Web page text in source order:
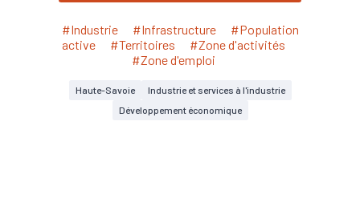
#Industrie #Infrastructure
#Population
active
#Territoires
#Zone d'activités
#Zone d'emploi
Haute-Savoie
Industrie et services à l'industrie
Développement économique